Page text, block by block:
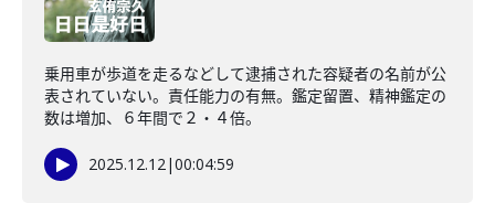
乗用車が歩道を走るなどして逮捕された容疑者の名前が公
表されていない。責任能力の有無。鑑定留置、精神鑑定の
数は増加、６年間で２・４倍。
2025.12.12|00:04:59